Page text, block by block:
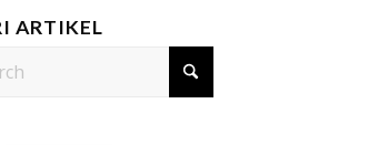
ARTIKEL